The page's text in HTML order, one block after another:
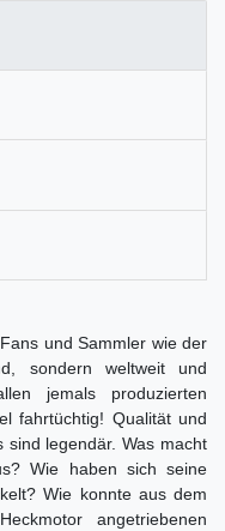
und Sammler wie der
sondern weltweit und
jemals produzierten
fahrtüchtig! Qualität und
sind legendär. Was macht
Wie haben sich seine
Wie konnte aus dem
angetriebenen